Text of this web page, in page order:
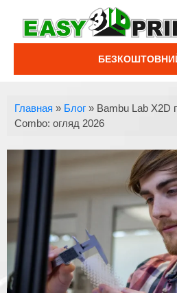
Главная » Блог » Bambu Lab X2D
Combo: огляд 2026